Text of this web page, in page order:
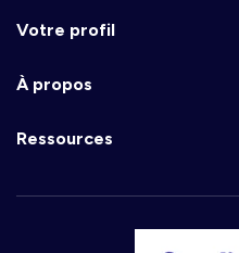
Votre profil
À propos
Ressources